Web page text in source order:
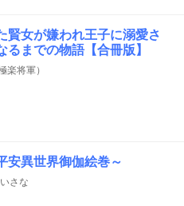
賢女が嫌われ王子に溺愛さ
るまでの物語【合冊版】
楽将軍）
安異世界御伽絵巻～
さな